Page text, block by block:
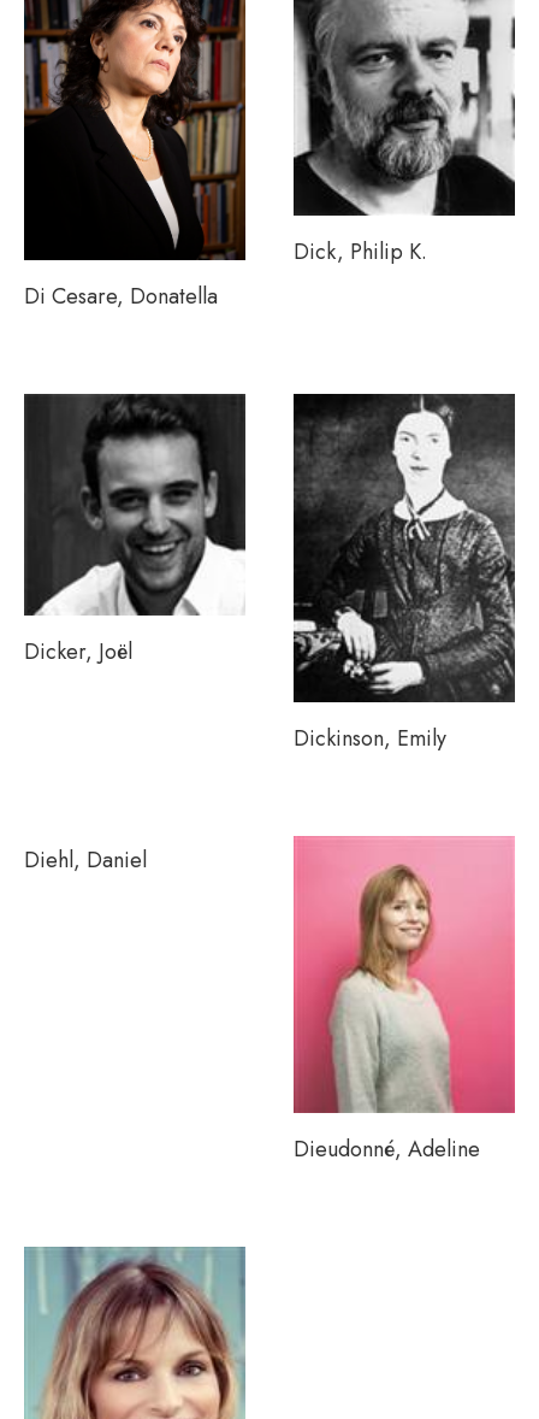
Di Cesare, Donatella
Dick, Philip K.
Dicker, Joël
Dickinson, Emily
Diehl, Daniel
Dieudonné, Adeline